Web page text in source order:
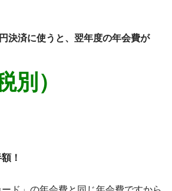
決済に使うと、翌年度の年会費が
別）
！